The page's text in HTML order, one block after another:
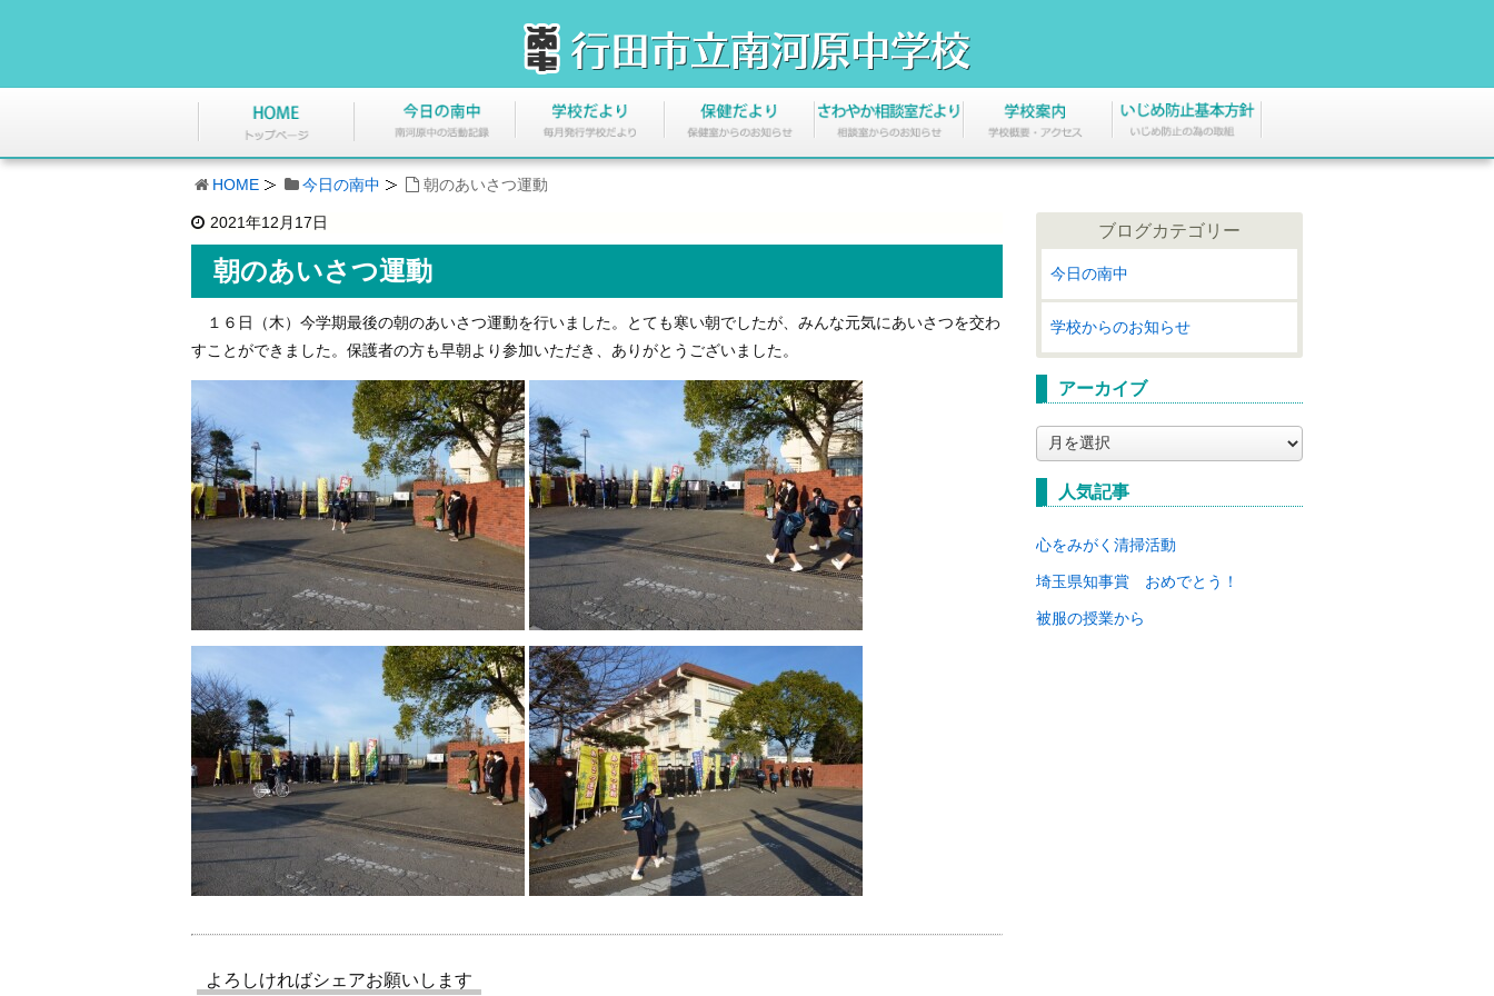
HOME 今日の南中 朝のあいさつ運動
2021年12月17日
朝のあいさつ運動
１６日（木）今学期最後の朝のあいさつ運動を行いました。とても寒い朝でしたが、みんな元気にあいさつを交わ
すことができました。保護者の方も早朝より参加いただき、ありがとうございました。
よろしければシェアお願いします
ブログカテゴリー
今日の南中
学校からのお知らせ
アーカイブ
ー
カ
イ
人気記事
心をみがく清掃活動
埼玉県知事賞 おめでとう！
被服の授業から